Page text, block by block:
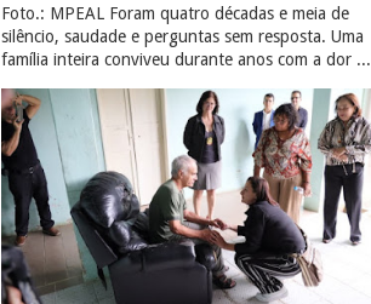
Foto.: MPEAL Foram quatro décadas e meia de
silêncio, saudade e perguntas sem resposta. Uma
família inteira conviveu durante anos com a dor ...